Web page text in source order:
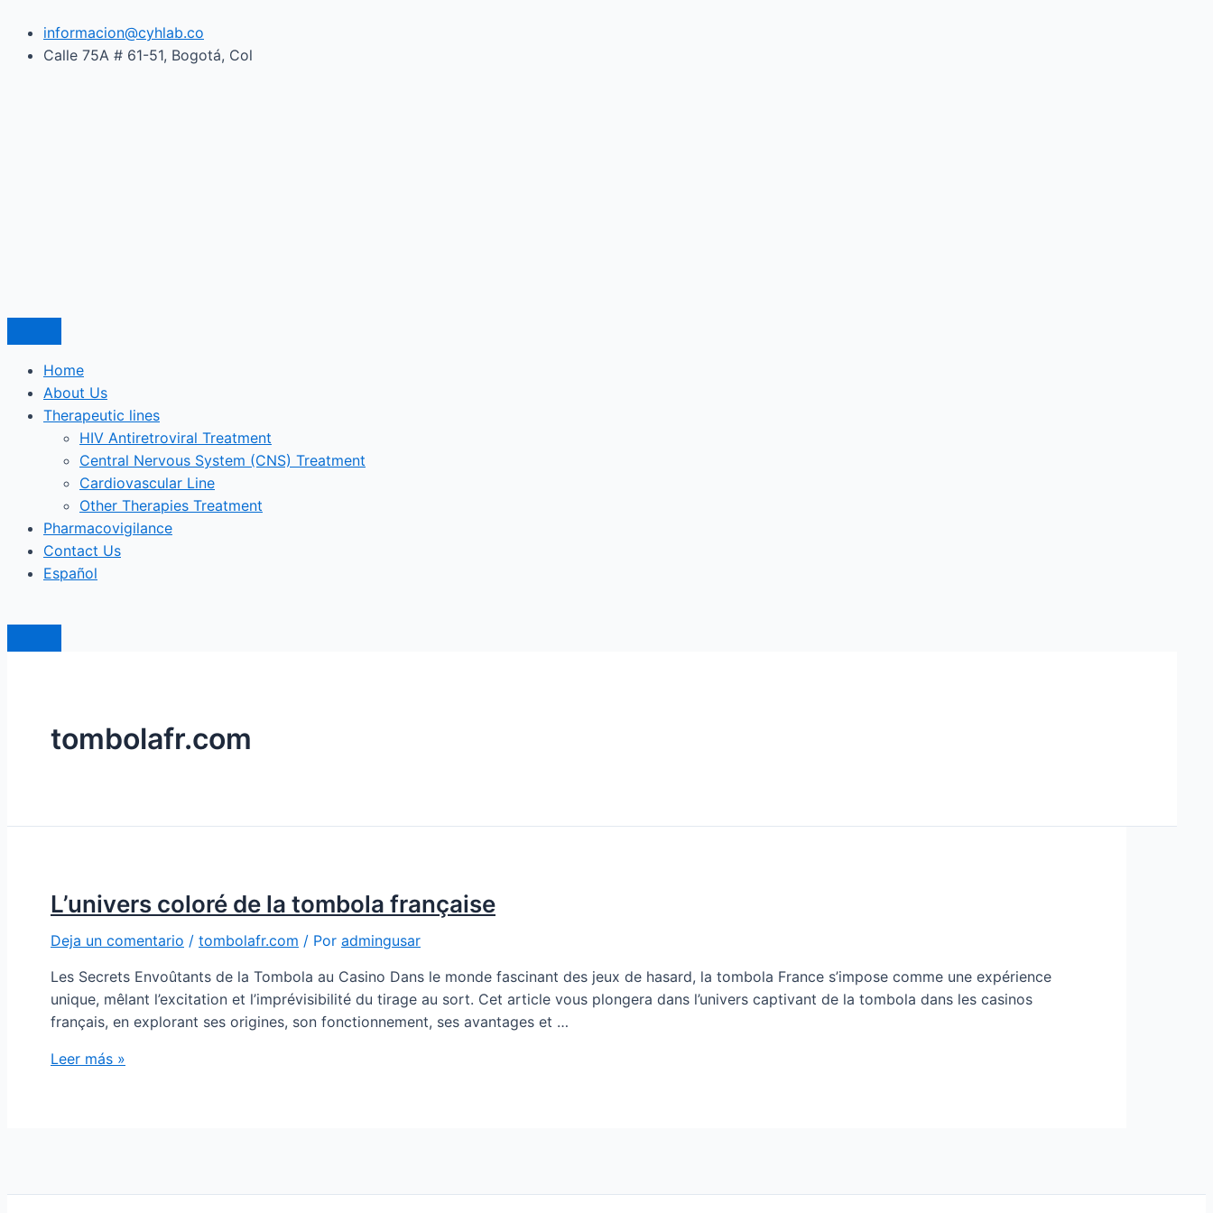
contenido
informacion@cyhlab.co
Calle 75A # 61-51, Bogotá, Col
Home
About Us
Therapeutic lines
HIV Antiretroviral Treatment
Central Nervous System (CNS) Treatment
Cardiovascular Line
Other Therapies Treatment
Pharmacovigilance
Contact Us
Español
tombolafr.com
L’univers coloré de la tombola française
Deja un comentario / tombolafr.com / Por admingusar
Les Secrets Envoûtants de la Tombola au Casino Dans le monde fascinant des jeux de hasard, la tombola France s’impose comme une expérience
unique, mêlant l’excitation et l’imprévisibilité du tirage au sort. Cet article vous plongera dans l’univers captivant de la tombola dans les casinos
français, en explorant ses origines, son fonctionnement, ses avantages et …
coloré
de
Leer más »